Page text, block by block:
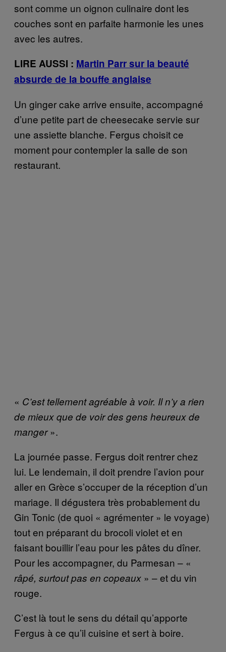
sont comme un oignon culinaire dont les
couches sont en parfaite harmonie les unes
avec les autres.
LIRE AUSSI : Martin Parr sur la beauté
absurde de la bouffe anglaise
Un ginger cake arrive ensuite, accompagné
d’une petite part de cheesecake servie sur
une assiette blanche. Fergus choisit ce
moment pour contempler la salle de son
restaurant.
« C’est tellement agréable à voir. Il n’y a rien
de mieux que de voir des gens heureux de
manger».
La journée passe. Fergus doit rentrer chez
lui. Le lendemain, il doit prendre l’avion pour
aller en Grèce s’occuper de la réception d’un
mariage. Il dégustera très probablement du
Gin Tonic (de quoi « agrémenter » le voyage)
tout en préparant du brocoli violet et en
faisant bouillir l’eau pour les pâtes du dîner.
Pour les accompagner, du Parmesan – «
râpé, surtout pas en copeaux » – et du vin
rouge.
C’est là tout le sens du détail qu’apporte
Fergus à ce qu’il cuisine et sert à boire.